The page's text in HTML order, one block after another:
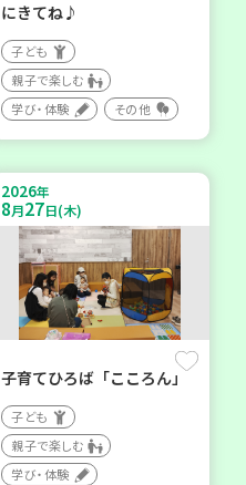
にきてね♪
子ども
親子で楽しむ
学び・体験
その他
2026年
8月27日(木)
子育てひろば「こころん」
子ども
親子で楽しむ
学び・体験